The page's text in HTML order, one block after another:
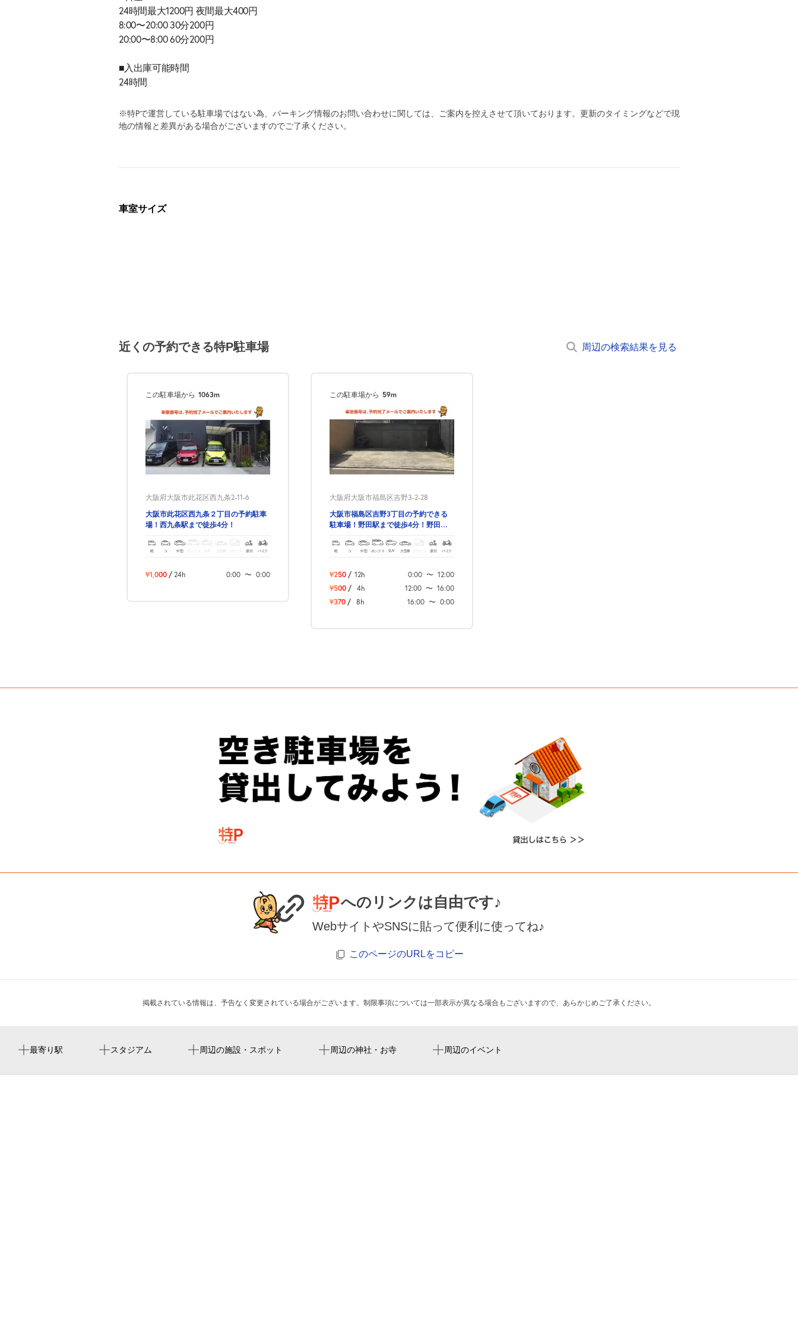
24時間最大1200円 夜間最大400円
8:00〜20:00 30分200円
20:00〜8:00 60分200円
■入出庫可能時間
24時間
※特Pで運営している駐車場ではない為、パーキング情報のお問い合わせに関しては、ご案内を控えさせて頂いております。更新のタイミングなどで現
地の情報と差異がある場合がございますのでご了承ください。
車室サイズ
近くの予約できる特P駐車場 周辺の検索結果を見る
この駐車場から 1063m
大阪府大阪市此花区西九条2-11-6
大阪市此花区西九条２丁目の予約駐車
場！西九条駅まで徒歩4分！
軽 コ 中型 ボックス SUV トラック 原付 バイク
¥1,000 / 24h 0:00 〜 0:00
この駐車場から 59m
大阪府大阪市福島区吉野3-2-28
大阪市福島区吉野3丁目の予約できる
駐車場！野田駅まで徒歩4分！野田駅
軽 コ 中型 ボックス SUV 大型車 トラック 原付 バイク
¥250 / 12h 0:00 〜 12:00
¥500 / 4h 12:00 〜 16:00
¥370 / 8h 16:00 〜 0:00
へのリンクは自由です♪
WebサイトやSNSに貼って便利に使ってね♪
このページのURLをコピー
掲載されている情報は、予告なく変更されている場合がございます。制限事項については一部表示が異なる場合もございますので、あらかじめご了承ください。
最寄り駅 スタジアム 周辺の施設・スポット 周辺の神社・お寺 周辺のイベント
玉川駅
西九条駅
大阪京瓷巨蛋
京瓷大阪巨蛋
ツェット野田店
大阪府福島府税事務所
西光寺
周辺にイベントが見つかりませんでした。